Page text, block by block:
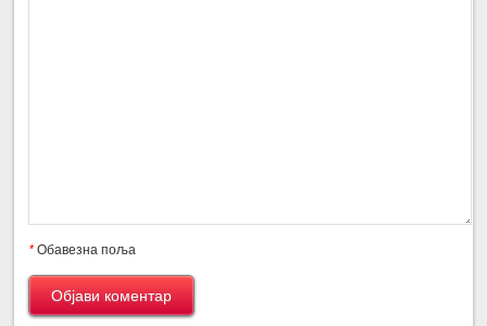
*Обавезна поља